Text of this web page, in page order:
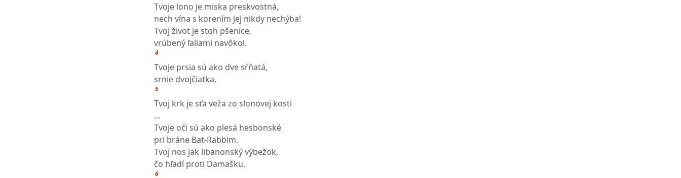
Tvoje lono je miska preskvostná,
nech vína s korením jej nikdy nechýba!
Tvoj život je stoh pšenice,
vrúbený ľaliami navôkol.
4
Tvoje prsia sú ako dve sŕňatá,
srnie dvojčiatka.
5
Tvoj krk je sťa veža zo slonovej kosti
…
Tvoje oči sú ako plesá hesbonské
pri bráne Bat-Rabbim.
Tvoj nos jak libanonský výbežok,
čo hľadí proti Damašku.
6